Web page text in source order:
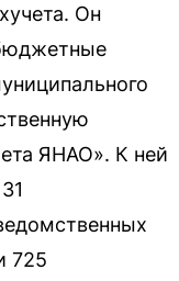
Он
ЯНАО». К ней
725